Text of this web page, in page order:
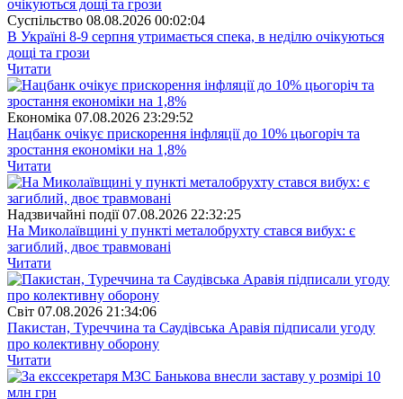
Суспiльство 08.08.2026 00:02:04
В Україні 8-9 серпня утримається спека, в неділю очікуються
дощі та грози
Читати
Економіка 07.08.2026 23:29:52
Нацбанк очікує прискорення інфляції до 10% цьогоріч та
зростання економіки на 1,8%
Читати
Надзвичайні події 07.08.2026 22:32:25
На Миколаївщині у пункті металобрухту стався вибух: є
загиблий, двоє травмовані
Читати
Свiт 07.08.2026 21:34:06
Пакистан, Туреччина та Саудівська Аравія підписали угоду
про колективну оборону
Читати